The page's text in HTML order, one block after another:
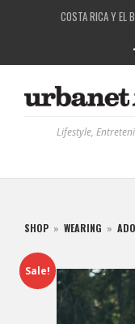
COSTA RICA Y EL
RUTAS NATURBANAS: EL
LA HISTORIA DETRÁS DE
Lifestyle,
SHOP » WEARING »
Sale!